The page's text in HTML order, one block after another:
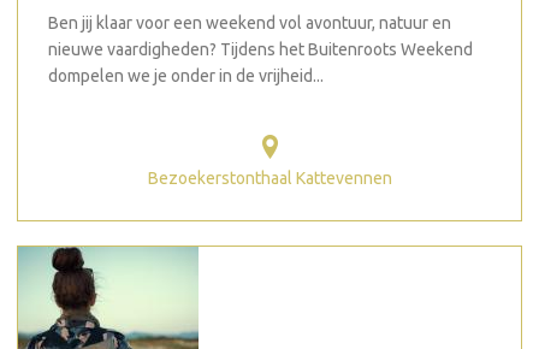
Ben jij klaar voor een weekend vol avontuur, natuur en
nieuwe vaardigheden? Tijdens het Buitenroots Weekend
dompelen we je onder in de vrijheid...
Bezoekerstonthaal Kattevennen